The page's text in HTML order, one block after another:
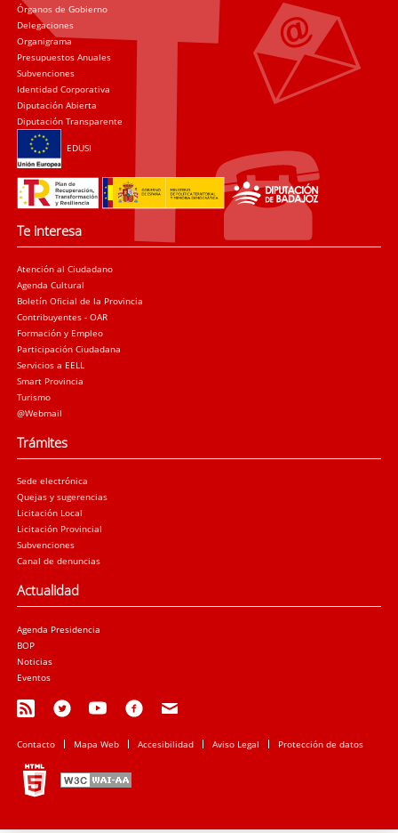
Órganos de Gobierno
Delegaciones
Organigrama
Presupuestos Anuales
Subvenciones
Identidad Corporativa
Diputación Abierta
Diputación Transparente
EDUSI
Te interesa
Atención al Ciudadano
Agenda Cultural
Boletín Oficial de la Provincia
Contribuyentes - OAR
Formación y Empleo
Participación Ciudadana
Servicios a EELL
Smart Provincia
Turismo
@Webmail
Trámites
Sede electrónica
Quejas y sugerencias
Licitación Local
Licitación Provincial
Subvenciones
Canal de denuncias
Actualidad
Agenda Presidencia
BOP
Noticias
Eventos
Contacto Mapa Web Accesibilidad Aviso Legal Protección de datos